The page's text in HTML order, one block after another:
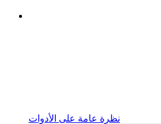
نظرة عامة على الأدوات